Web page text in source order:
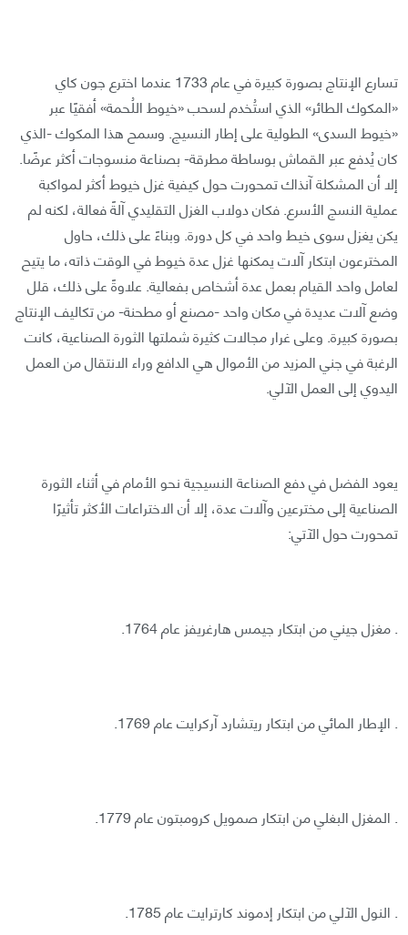
تسارع الإنتاج بصورة كبيرة في عام 1733 عندما اخترع جون كاي
«المكوك الطائر» الذي استُخدم لسحب «خيوط اللُحمة» أفقيًا عبر
«خيوط السدى» الطولية على إطار النسيج. وسمح هذا المكوك -الذي
كان يُدفع عبر القماش بوساطة مطرقة- بصناعة منسوجات أكثر عرضًا.
إلا أن المشكلة آنذاك تمحورت حول كيفية غزل خيوط أكثر لمواكبة
عملية النسج الأسرع. فكان دولاب الغزل التقليدي آلةً فعالة، لكنه لم
يكن يغزل سوى خيط واحد في كل دورة. وبناءً على ذلك، حاول
المخترعون ابتكار آلات يمكنها غزل عدة خيوط في الوقت ذاته، ما يتيح
لعامل واحد القيام بعمل عدة أشخاص بفعالية. علاوةً على ذلك، قلل
وضع آلات عديدة في مكان واحد -مصنع أو مطحنة- من تكاليف الإنتاج
بصورة كبيرة. وعلى غرار مجالات كثيرة شملتها الثورة الصناعية، كانت
الرغبة في جني المزيد من الأموال هي الدافع وراء الانتقال من العمل
اليدوي إلى العمل الآلي.
يعود الفضل في دفع الصناعة النسيجية نحو الأمام في أثناء الثورة
الصناعية إلى مخترعين وآلات عدة، إلا أن الاختراعات الأكثر تأثيرًا
تمحورت حول الآتي:
. مغزل جيني من ابتكار جيمس هارغريفز عام 1764.
. الإطار المائي من ابتكار ريتشارد آركرايت عام 1769.
. المغزل البغلي من ابتكار صمويل كرومبتون عام 1779.
. النول الآلي من ابتكار إدموند كارترايت عام 1785.